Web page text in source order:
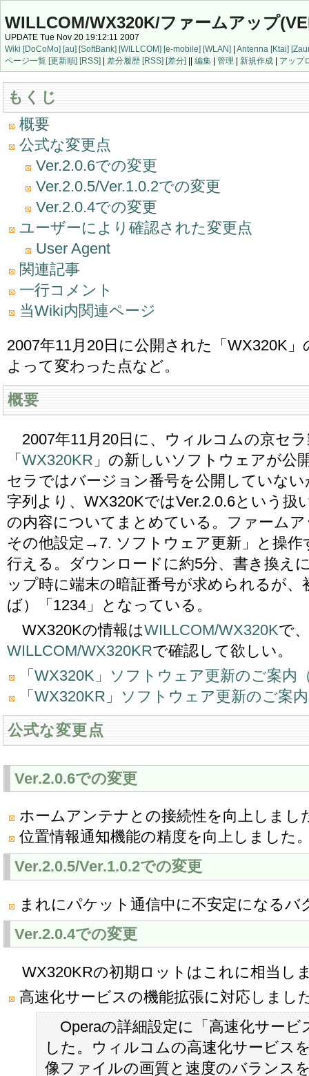
WILLCOM/WX320K/ファームアップ
UPDATE Tue Nov 20 19:12:11 2007
Wiki [DoCoMo] [au] [SoftBank] [WILLCOM] [e-mobile] [WLAN] | Antenna [Ktai]
ページ一覧 [更新順] [RSS] | 差分履歴 [RSS] [差分] || 編集 | 管理 | 新規作成 | アップ
もくじ
概要
公式な変更点
Ver.2.0.6での変更
Ver.2.0.5/Ver.1.0.2での変更
Ver.2.0.4での変更
ユーザーにより確認された変更点
User Agent
関連記事
一行コメント
当Wiki内関連ページ
2007年11月20日に公開された「WX320K
よって変わった点など。
概要
2007年11月20日に、ウィルコムの京セ
「 WX320KR 」の新しいソフトウェアが公
セラではバージョン番号を公開していない
字列より、WX320KではVer.2.0.6という扱
の内容についてまとめている。ファーム
その他設定→7. ソフトウェア更新」と操
行える。ダウンロードに約5分、書き換え
ップ時に端末の暗証番号が求められるが
ば）「1234」となっている。
WX320Kの情報はWILLCOM/WX320Kで
WILLCOM/WX320KRで確認して欲しい。
「WX320K」ソフトウェア更新のご案内
「WX320KR」ソフトウェア更新のご案
公式な変更点
Ver.2.0.6での変更
ホームアンテナとの接続性を向上しまし
位置情報通知機能の精度を向上しました
Ver.2.0.5/Ver.1.0.2での変更
まれにパケット通信中に不安定になるバ
Ver.2.0.4での変更
WX320KRの初期ロットはこれに相当し
高速化サービスの機能拡張に対応しまし
Operaの詳細設定に「高速化サービ
した。ウィルコムの高速化サービス
像ファイルの画質と速度のバランス